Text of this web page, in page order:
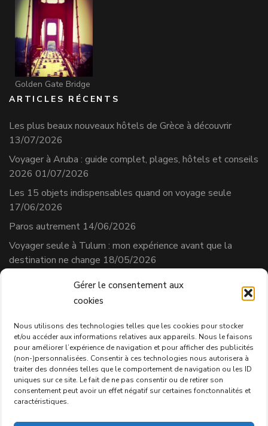
Gérer le consentement aux
cookies
Nous utilisons des technologies telles que les cookies pour stocker
et/ou accéder aux informations relatives aux appareils. Nous le faisons
pour améliorer l’expérience de navigation et pour afficher des publicités
(non-)personnalisées. Consentir à ces technologies nous autorisera à
traiter des données telles que le comportement de navigation ou les ID
uniques sur ce site. Le fait de ne pas consentir ou de retirer son
consentement peut avoir un effet négatif sur certaines fonctonnalités et
caractéristiques.
Golden Gate Bridge
ARTICLES RÉCENTS
Les plus beaux nouveaux hôtels de Grèce à découvrir
13/07/2026
Voyager à Aruba : guide complet, plages, hôtels et conseils
2026 01/07/2026
Les 15 objets indispensables quand on voyage seule
17/06/2026
Paros autrement 14/06/2026
Voyager seule à Tulum : mon expérience avant que la
destination ne change 18/05/2026
Prestataire de services
N° affilié AVS : 331.684.3
Politique de confidentialité